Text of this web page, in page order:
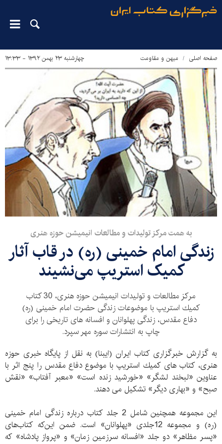
صفحه اصلی میهن و مقاومت چهارشنبه ۲۳ بهمن ۱۳۹۲ - ۱۳:۳۳
به همت مركز تولیدات و مطالعات انیمیشن حوزه هنری
زندگی امام خمینی (ره) در قاب آثار
کمیک استریپ می‌نشیند
مركز مطالعات و تولیدات انیمیشن حوزه هنری، 30 كتاب
كمیك استریپ با موضوعات زندگی حضرت امام خمینی (ره)
دفاع مقدس، زندگی پهلوانان و افسانه های تاریخی را برای
چاپ به انتشارات سوره مهر سپرد.
به گزارش خبرگزاری کتاب ایران (ایبنا) به نقل از پایگاه خبری حوزه
هنری، كتاب های كمیك استریپ با موضوع دفاع مقدس را پنج اثر با
عناوین «لبخند لشگر» «خورشید زنده است» «معبر آفتاب» «نقش
صبح» و «بهاری دیگر» تشكیل می دهند.
این مجموعه همچنین شامل 2 جلد كتاب درباره زندگی امام خمینی
(ره) و مجموعه 12جلدی «پهلوانان» است. ضمن این‌که كتاب‌های
«پسر مظاهر» دو جلد «افسانه سرزمین زمان» و «پرواز پادشاه» كه